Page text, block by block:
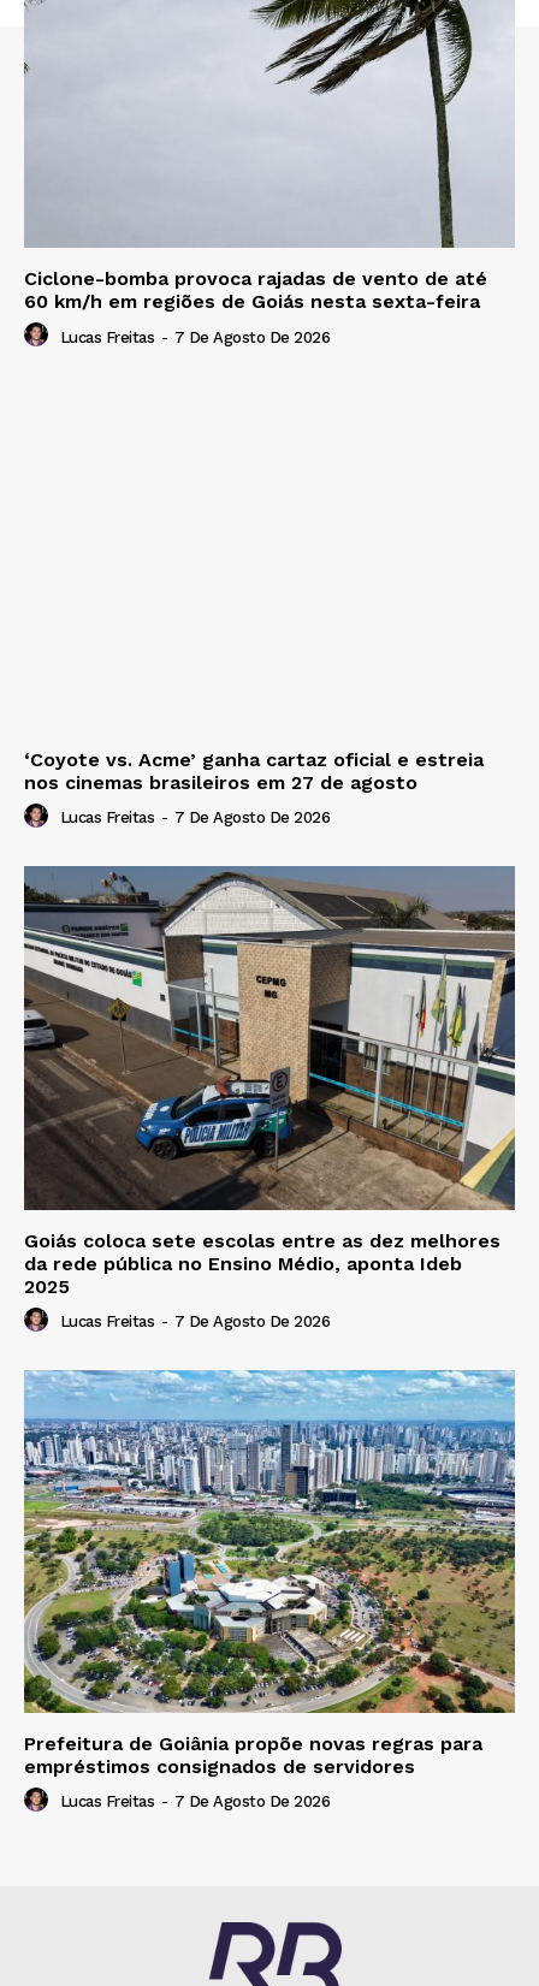
Ciclone-bomba provoca rajadas de vento de até
60 km/h em regiões de Goiás nesta sexta-feira
Lucas Freitas - 7 De Agosto De 2026
‘Coyote vs. Acme’ ganha cartaz oficial e estreia
nos cinemas brasileiros em 27 de agosto
Lucas Freitas - 7 De Agosto De 2026
Goiás coloca sete escolas entre as dez melhores
da rede pública no Ensino Médio, aponta Ideb
2025
Lucas Freitas - 7 De Agosto De 2026
Prefeitura de Goiânia propõe novas regras para
empréstimos consignados de servidores
Lucas Freitas - 7 De Agosto De 2026